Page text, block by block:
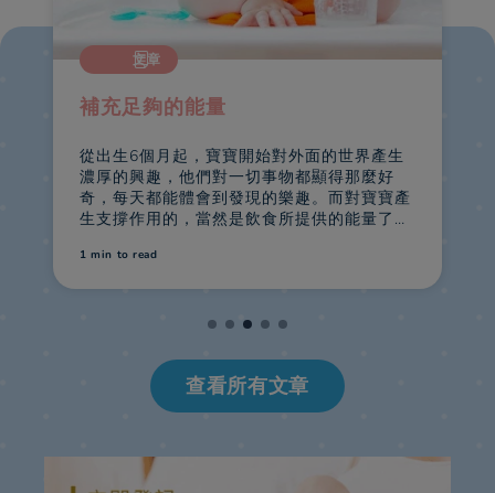
文章
補充足夠的能量
從出生6個月起，寶寶開始對外面的世界產生
濃厚的興趣，他們對一切事物都顯得那麼好
奇，每天都能體會到發現的樂趣。而對寶寶產
生支撐作用的，當然是飲食所提供的能量了！
才能安排好他們的飲食呢？
1 min to read
查看所有文章